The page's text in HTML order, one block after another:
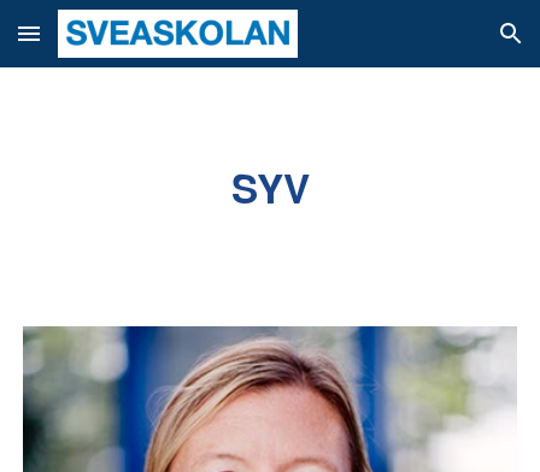
Skip to main content Skip to navigation
SYV